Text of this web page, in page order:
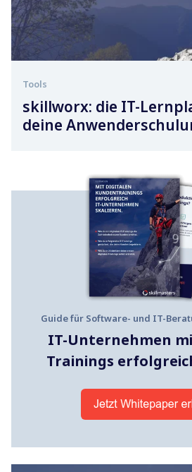
Tools
skillworx: die IT-
deine
Guide für Software- und IT-
IT-Unternehmen
Trainings